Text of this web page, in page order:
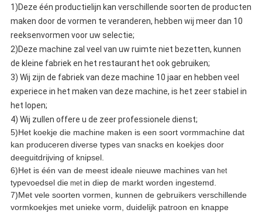
1)Deze één productielijn kan verschillende soorten de producten
maken door de vormen te veranderen, hebben wij meer dan 10
reeksenvormen voor uw selectie;
2)Deze machine zal veel van uw ruimte niet bezetten, kunnen
de kleine fabriek en het restaurant het ook gebruiken;
3) Wij zijn de fabriek van deze machine 10 jaar en hebben veel
experiece in het maken van deze machine, is het zeer stabiel in
het lopen;
4) Wij zullen offere u de zeer professionele dienst;
5)Het koekje die machine maken is een soort vormmachine dat
kan produceren diverse types van snacksen koekjes door
deeguitdrijving of knipsel.
6)Het is één van de meest ideale nieuwemachines van het
typevoedsel diemet in diep de markt worden ingestemd.
7)Met vele soorten vormen, kunnen de gebruikers verschillende
vormkoekjes met unieke vorm, duidelijk patroon en knappe